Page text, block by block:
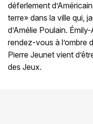
déferlement
terre» dans la ville qui,
d’Amélie Poulain.
rendez-vous à l’ombre
Pierre Jeunet vient
des Jeux.